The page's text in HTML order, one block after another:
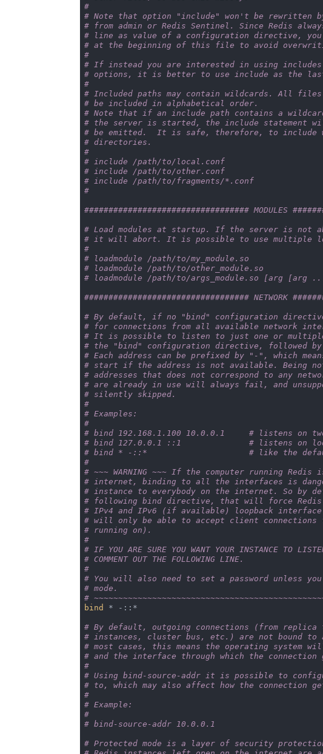
#
# Note that option "include" won't be rewritten by
# from admin or Redis Sentinel. Since Redis
# line as value of a configuration directive,
# at the beginning of this file to avoid
#
# If instead you are interested in using
# options, it is better to use include as the
#
# Included paths may contain wildcards. All
# be included in alphabetical order.
# Note that if an include path contains a
# the server is started, the include statement
# be emitted.  It is safe, therefore, to include
# directories.
#
# include /path/to/local.conf
# include /path/to/other.conf
# include /path/to/fragments/*.conf
#
################################## MODULES
# Load modules at startup. If the server is not
# it will abort. It is possible to use multiple
#
# loadmodule /path/to/my_module.so
# loadmodule /path/to/other_module.so
# loadmodule /path/to/args_module.so [arg [arg
################################## NETWORK
# By default, if no "bind" configuration
# for connections from all available network
# It is possible to listen to just one or
# the "bind" configuration directive, followed by
# Each address can be prefixed by "-", which
# start if the address is not available. Being
# addresses that does not correspond to any
# are already in use will always fail, and
# silently skipped.
#
# Examples:
#
# bind 192.168.1.100 10.0.0.1     # listens on
# bind 127.0.0.1 ::1              # listens on
# bind * -::*                     # like the
#
# ~~~ WARNING ~~~ If the computer running
# internet, binding to all the interfaces is
# instance to everybody on the internet. So by
# following bind directive, that will force
# IPv4 and IPv6 (if available) loopback interface
# will only be able to accept client connections
# running on).
#
# IF YOU ARE SURE YOU WANT YOUR INSTANCE TO
# COMMENT OUT THE FOLLOWING LINE.
#
# You will also need to set a password unless
# mode.
#
bind * -::*
# By default, outgoing connections (from
# instances, cluster bus, etc.) are not bound
# most cases, this means the operating system
# and the interface through which the connection
#
# Using bind-source-addr it is possible to
# to, which may also affect how the connection
#
# Example:
#
# bind-source-addr 10.0.0.1
# Protected mode is a layer of security